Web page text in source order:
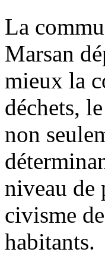
La
Marsan
mieux la
déchets,
non
niveau de
civisme
habitants.